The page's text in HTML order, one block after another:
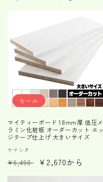
セール
マイティーボード 18mm厚 低圧メ
ラミン化粧板 オーダーカット エッ
ジテープ仕上げ 大きいサイズ
販
売
ヤマシタ
通
常
¥6,490
セ
¥2,670から